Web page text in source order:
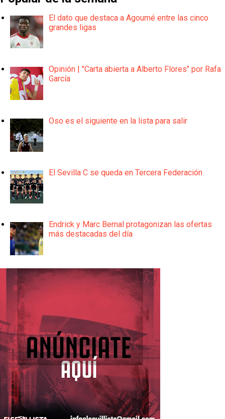
El dato que destaca a Agoumé entre las cinco
grandes ligas
Opinión | "Carta abierta a Alberto Flores" por Rafa
García
Oso es el siguiente en la lista para salir
El Sevilla C se queda en Tercera Federación
Endrick y Marc Bernal protagonizan las ofertas
más destacadas del día